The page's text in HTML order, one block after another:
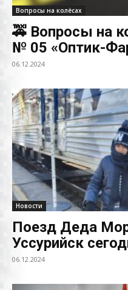
Вопросы на колёсах
🚕 Вопросы на
№ 05 «Оптик-
06.12.2024
Новости
Поезд Деда
Уссурийск
06.12.2024